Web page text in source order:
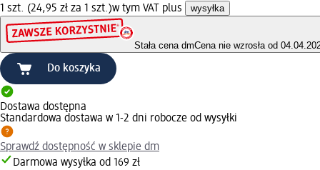
1 szt. (24,95 zł za 1 szt.)w tym VAT plus wysyłka
Stała cena dmCena nie wzrosła od
Do koszyka
Dostawa dostępna
Standardowa dostawa w 1-2 dni robocze od wysyłki
Sprawdź dostępność w sklepie dm
Darmowa wysyłka od 169 zł